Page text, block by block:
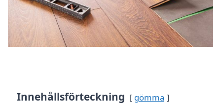
Innehållsförteckning gömma